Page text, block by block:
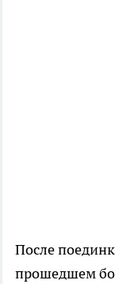
После
прошедшем